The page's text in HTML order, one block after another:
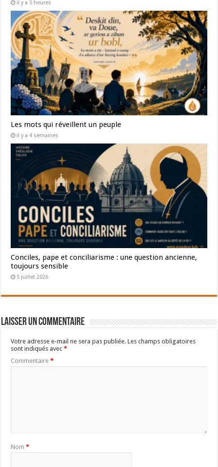
il y a 5 heures
Les mots qui réveillent un peuple
il y a 4 semaines
Conciles, pape et conciliarisme : une question ancienne,
toujours sensible
5 juillet 2026
Laisser un commentaire
Votre adresse e-mail ne sera pas publiée. Les champs obligatoires
sont indiqués avec*
Commentaire*
Nom*